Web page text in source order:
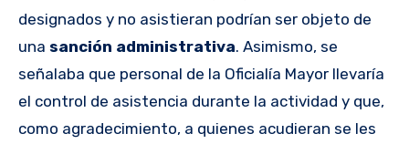
designados y no asistieran podrían ser objeto de
una sanción administrativa. Asimismo, se
señalaba que personal de la Oficialía Mayor llevaría
el control de asistencia durante la actividad y que,
como agradecimiento, a quienes acudieran se les